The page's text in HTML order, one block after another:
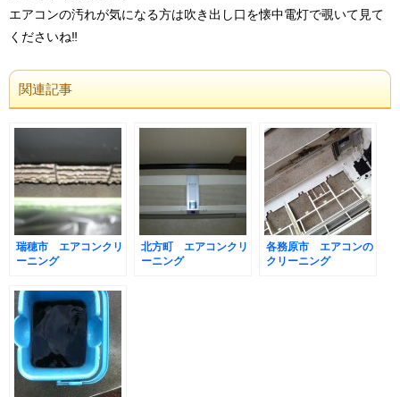
エアコンの汚れが気になる方は吹き出し口を懐中電灯で覗いて見て
くださいね‼︎
関連記事
瑞穂市 エアコンクリ
ーニング
北方町 エアコンクリ
ーニング
各務原市 エアコンの
クリーニング